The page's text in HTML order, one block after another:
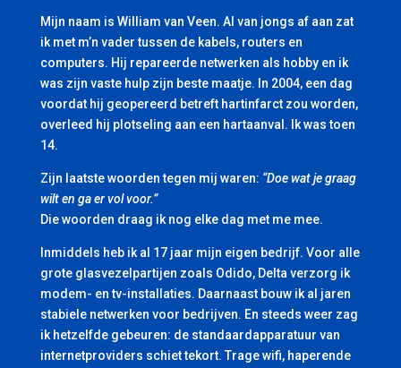
Mijn naam is William van Veen. Al van jongs af aan zat
ik met m’n vader tussen de kabels, routers en
computers. Hij repareerde netwerken als hobby en ik
was zijn vaste hulp zijn beste maatje. In 2004, een dag
voordat hij geopereerd betreft hartinfarct zou worden,
overleed hij plotseling aan een hartaanval. Ik was toen
14.
Zijn laatste woorden tegen mij waren: “Doe wat je graag
wilt en ga er vol voor.”
Die woorden draag ik nog elke dag met me mee.
Inmiddels heb ik al 17 jaar mijn eigen bedrijf. Voor alle
grote glasvezelpartijen zoals Odido, Delta verzorg ik
modem- en tv-installaties. Daarnaast bouw ik al jaren
stabiele netwerken voor bedrijven. En steeds weer zag
ik hetzelfde gebeuren: de standaardapparatuur van
internetproviders schiet tekort. Trage wifi, haperende